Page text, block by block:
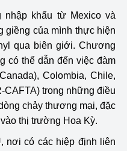
khẩu từ Mexico và
giềng của mình thực hiện
qua biên giới. Chương
có thể dẫn đến việc đàm
Colombia, Chile,
CAFTA) trong những điều
chảy thương mại, đặc
thị trường Hoa Kỳ.
nơi có các hiệp định liên